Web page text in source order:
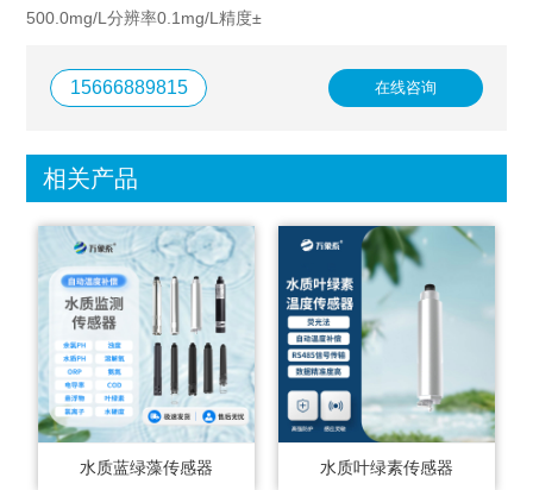
500.0mg/L分辨率0.1mg/L精度±
15666889815 在线咨询
相关产品
水质蓝绿藻传感器 水质叶绿素传感器